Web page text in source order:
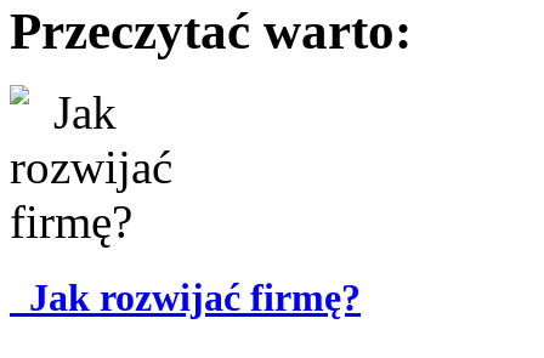
Przeczytać warto:
Jak rozwijać firmę?